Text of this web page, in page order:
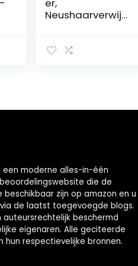
er,
Neushaarverwij
Krachtige Motor
een moderne alles-in-één
die de
zijn op amazon en u
de laatst toegevoegde blogs.
auteursrechtelijk beschermd
eigenaren. Alle geciteerde
hun respectievelijke bronnen.